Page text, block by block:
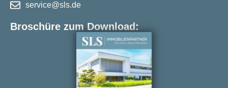
service@sls.de
Broschüre zum Download: